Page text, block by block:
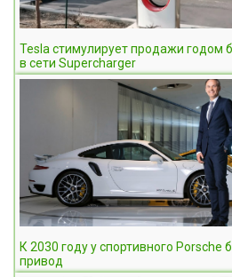
Tesla стимулирует продажи годом
в сети Supercharger
К 2030 году у спортивного Porsche
привод